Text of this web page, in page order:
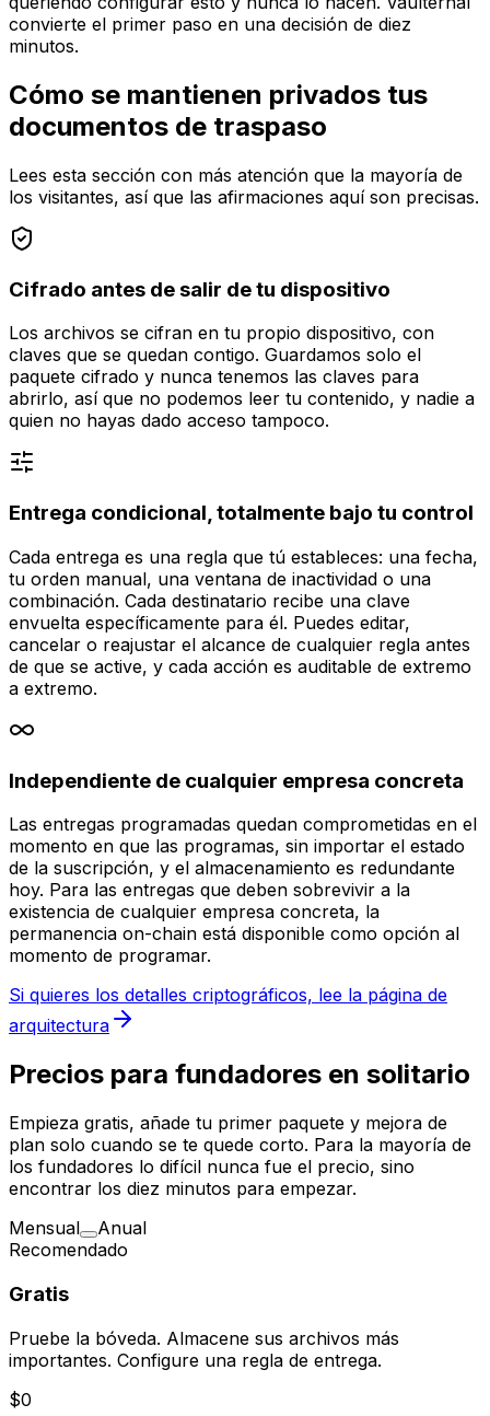
convierte el primer paso en una decisión de diez
minutos.
Cómo se mantienen privados tus
documentos de traspaso
Lees esta sección con más atención que la mayoría de
los visitantes, así que las afirmaciones aquí son precisas.
Cifrado antes de salir de tu dispositivo
Los archivos se cifran en tu propio dispositivo, con
claves que se quedan contigo. Guardamos solo el
paquete cifrado y nunca tenemos las claves para
abrirlo, así que no podemos leer tu contenido, y nadie a
quien no hayas dado acceso tampoco.
Entrega condicional, totalmente bajo tu control
Cada entrega es una regla que tú estableces: una fecha,
tu orden manual, una ventana de inactividad o una
combinación. Cada destinatario recibe una clave
envuelta específicamente para él. Puedes editar,
cancelar o reajustar el alcance de cualquier regla antes
de que se active, y cada acción es auditable de extremo
a extremo.
Independiente de cualquier empresa concreta
Las entregas programadas quedan comprometidas en el
momento en que las programas, sin importar el estado
de la suscripción, y el almacenamiento es redundante
hoy. Para las entregas que deben sobrevivir a la
existencia de cualquier empresa concreta, la
permanencia on-chain está disponible como opción al
momento de programar.
Si quieres los detalles criptográficos, lee la página de
arquitectura
Precios para fundadores en solitario
Empieza gratis, añade tu primer paquete y mejora de
plan solo cuando se te quede corto. Para la mayoría de
los fundadores lo difícil nunca fue el precio, sino
encontrar los diez minutos para empezar.
Mensual
Anual
Recomendado
Gratis
Pruebe la bóveda. Almacene sus archivos más
importantes. Configure una regla de entrega.
$0